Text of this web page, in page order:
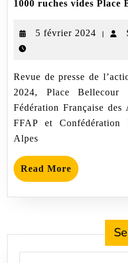
1000 ruches vides Place
5 février 2024
5|
Revue de presse de l’action menée ce Lundi 5 février
2024, Place
Fédération Française
FFAP et Confédération
Alpes
Read More Read
More